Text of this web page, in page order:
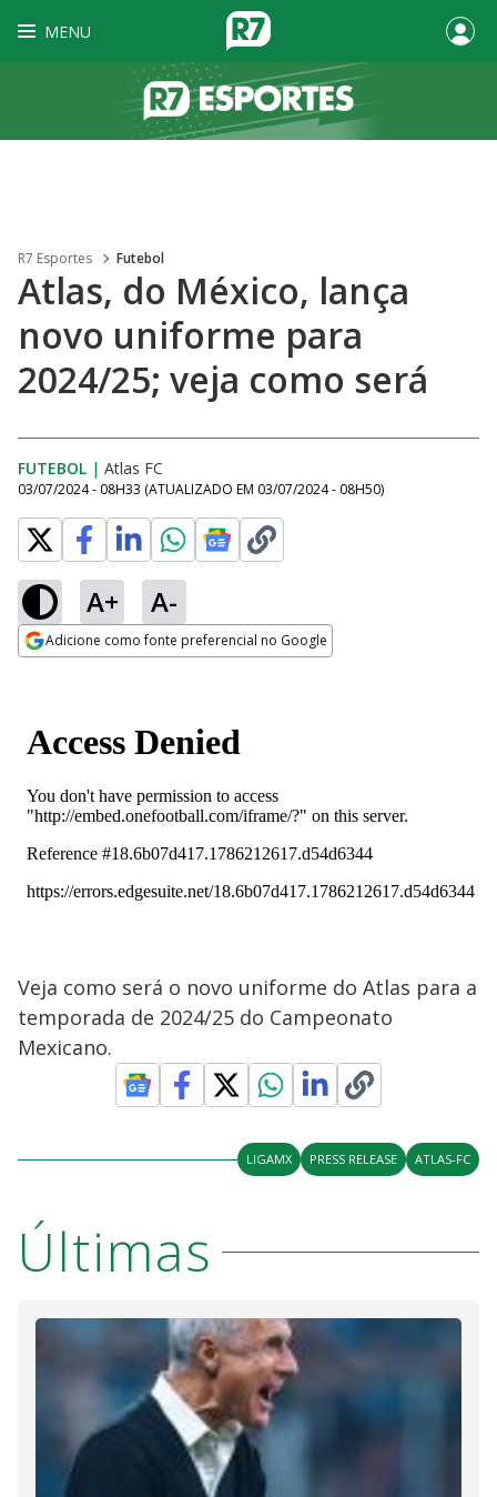
MENU
R7 Esportes Futebol
Atlas, do México, lança
novo uniforme para
2024/25; veja como será
FUTEBOL | Atlas FC
03/07/2024 - 08H33 (ATUALIZADO EM 03/07/2024 - 08H50)
A+ A-
Adicione como fonte preferencial no Google
Veja como será o novo uniforme do Atlas para a
temporada de 2024/25 do Campeonato
Mexicano.
LIGAMX PRESS RELEASE ATLAS-FC
Últimas